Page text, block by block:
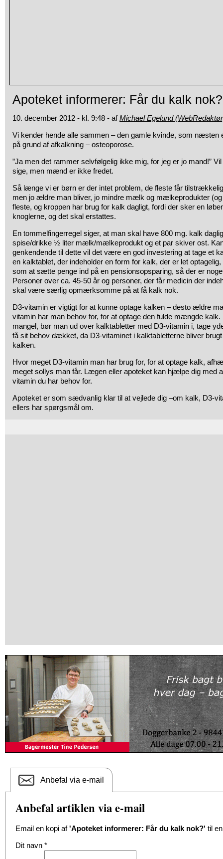
Apoteket informerer: Får du kalk nok?
10. december 2012 - kl. 9:48 - afMichael Egelund
Vi kender hende alle sammen – den gamle kvinde, som næsten
på grund af afkalkning – osteoporose.
”Ja men det rammer selvfølgelig ikke mig, for jeg er jo mand!”
sige, men mænd er ikke fredet.
Så længe vi er børn er der intet problem, de fleste får
men jo ældre man bliver, jo mindre mælk og mælkeprodukter
fleste, og kroppen har brug for kalk dagligt, fordi der sker en
knoglerne, og det skal erstattes.
En tommelfingerregel siger, at man skal have 800 mg. kalk
spise/drikke ½ liter mælk/mælkeprodukt og et par skiver ost.
genkendende til dette vil det være en god investering at tage et
en kalktablet, der indeholder en form for kalk, der er let
som at sætte penge ind på en pensionsopsparing, så der er
Personer over ca. 45-50 år og personer, der får medicin der
skal være særlig opmærksomme på at få kalk nok.
D3-vitamin er vigtigt for at kunne optage kalken – desto ældre
vitamin har man behov for, for at optage den fulde mængde
mangel, bør man ud over kalktabletter med D3-vitamin i, tage
få sit behov dækket, da D3-vitaminet i kalktabletterne bliver
kalken.
Hvor meget D3-vitamin man har brug for, for at optage kalk,
meget sollys man får. Lægen eller apoteket kan hjælpe dig med
vitamin du har behov for.
Apoteket er som sædvanlig klar til at vejlede dig –om kalk, D3-
ellers har spørgsmål om.
Anbefal via e-mail
Anbefal artiklen via e-mail
Email en kopi af'Apoteket informerer: Får du kalk nok?' til
Dit navn *